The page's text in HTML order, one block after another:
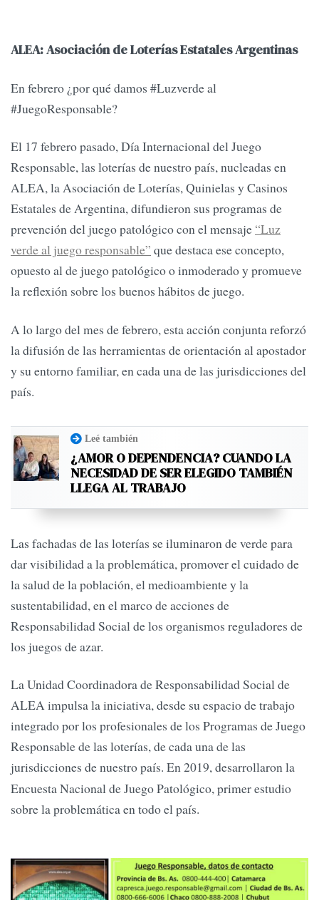
ALEA: Asociación de Loterías Estatales Argentinas
En febrero ¿por qué damos #Luzverde al
#JuegoResponsable?
El 17 febrero pasado, Día Internacional del Juego
Responsable, las loterías de nuestro país, nucleadas en
ALEA, la Asociación de Loterías, Quinielas y Casinos
Estatales de Argentina, difundieron sus programas de
prevención del juego patológico con el mensaje “Luz
verde al juego responsable” que destaca ese concepto,
opuesto al de juego patológico o inmoderado y promueve
la reflexión sobre los buenos hábitos de juego.
A lo largo del mes de febrero, esta acción conjunta reforzó
la difusión de las herramientas de orientación al apostador
y su entorno familiar, en cada una de las jurisdicciones del
país.
Leé también
¿AMOR O DEPENDENCIA? CUANDO LA
NECESIDAD DE SER ELEGIDO TAMBIÉN
LLEGA AL TRABAJO
Las fachadas de las loterías se iluminaron de verde para
dar visibilidad a la problemática, promover el cuidado de
la salud de la población, el medioambiente y la
sustentabilidad, en el marco de acciones de
Responsabilidad Social de los organismos reguladores de
los juegos de azar.
La Unidad Coordinadora de Responsabilidad Social de
ALEA impulsa la iniciativa, desde su espacio de trabajo
integrado por los profesionales de los Programas de Juego
Responsable de las loterías, de cada una de las
jurisdicciones de nuestro país. En2019, desarrollaron la
Encuesta Nacional de Juego Patológico, primer estudio
sobre la problemática en todo el país.